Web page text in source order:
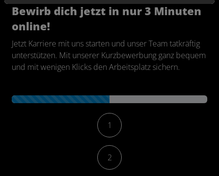
Bewirb dich jetzt in nur 3 Minuten
online!
Jetzt Karriere mit uns starten und unser Team tatkräftig
unterstützen. Mit unserer Kurzbewerbung ganz bequem
und mit wenigen Klicks den Arbeitsplatz sichern.
Kontaktformular-Fortschritt
1
2